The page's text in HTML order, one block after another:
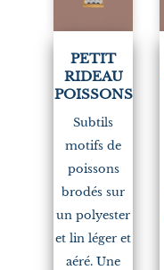
PETIT
RIDEAU
POISSONS
Subtils
motifs de
poissons
brodés sur
un polyester
et lin léger et
aéré. Une